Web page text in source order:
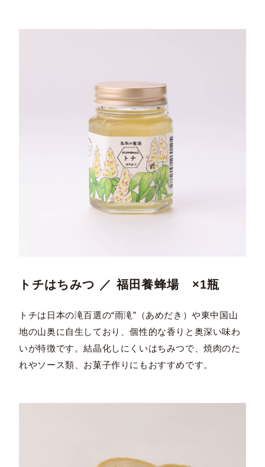
トチはちみつ ／ 福田養蜂場 ×1瓶
トチは日本の滝百選の“雨滝”（あめだき）や東中国山
地の山奥に自生しており、個性的な香りと奥深い味わ
いが特徴です。結晶化しにくいはちみつで、焼肉のた
れやソース類、お菓子作りにもおすすめです。